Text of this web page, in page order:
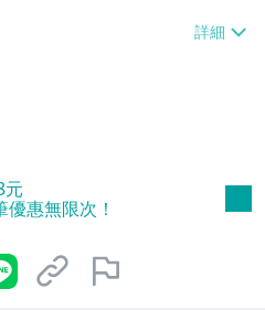
費】、7-ELEVEN取貨
萊爾富取貨付款【單件
費滿$1298免運
單件運費$120、滿5件
元
惠無限次！